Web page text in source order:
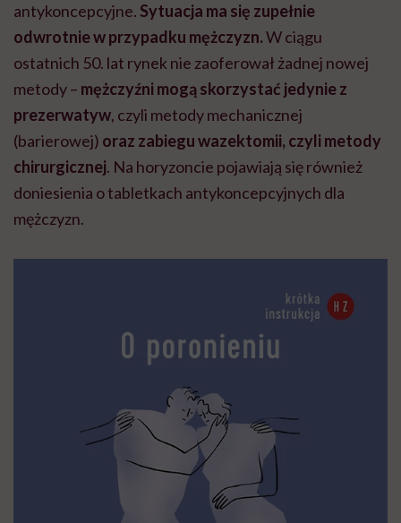
antykoncepcyjne. Sytuacja ma się zupełnie
odwrotnie w przypadku mężczyzn.W ciągu
ostatnich 50. lat rynek nie zaoferował żadnej nowej
metody – mężczyźni mogą skorzystać jedynie z
prezerwatyw, czyli metody mechanicznej
(barierowej) oraz zabiegu wazektomii, czyli metody
chirurgicznej. Na horyzoncie pojawiają się również
doniesienia o tabletkach antykoncepcyjnych dla
mężczyzn.